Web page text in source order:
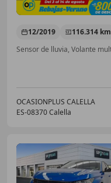
12/2019 116.314 km
OCASIONPLUS CALELLA
ES-08370 Calella